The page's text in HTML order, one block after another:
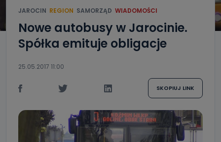
JAROCIN REGION SAMORZĄD WIADOMOŚCI
Nowe autobusy w Jarocinie.
Spółka emituje obligacje
25.05.2017 11:00
SKOPIUJ LINK